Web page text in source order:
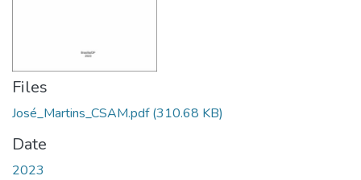
Files
José_Martins_CSAM.pdf(310.68 KB)
Date
2023